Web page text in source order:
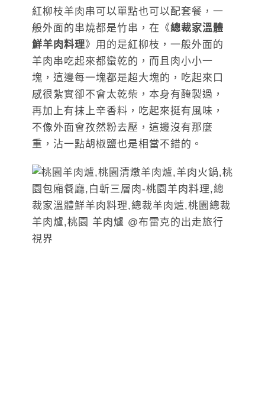
紅柳枝羊肉串可以單點也可以配套餐，一
般外面的串燒都是竹串，在《總裁家溫體
鮮羊肉料理》用的是紅柳枝，一般外面的
羊肉串吃起來都蠻乾的，而且肉小小一
塊，這邊每一塊都是超大塊的，吃起來口
感很紮實卻不會太乾柴，本身有醃製過，
再加上有抹上辛香料，吃起來挺有風味，
不像外面會孜然粉去壓，這邊沒有那麼
重，沾一點胡椒鹽也是相當不錯的。